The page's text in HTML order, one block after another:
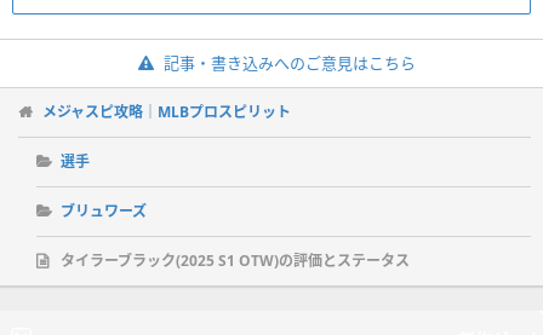
記事・書き込みへのご意見はこちら
メジャスピ攻略｜MLBプロスピリット
選手
ブリュワーズ
タイラーブラック(2025 S1 OTW)の評価とステータス